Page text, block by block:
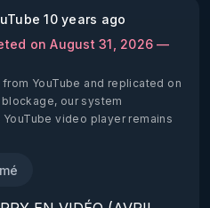
10 years ago
on August 31, 2026 —
YouTube and replicated on
our system
video player remains